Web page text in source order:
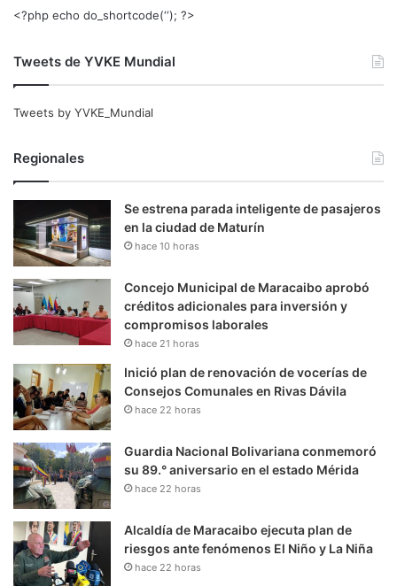
<?php echo do_shortcode(‘‘); ?>
Tweets de YVKE Mundial
Tweets by YVKE_Mundial
Regionales
Se estrena parada inteligente de pasajeros
en la ciudad de Maturín
hace 10 horas
Concejo Municipal de Maracaibo aprobó
créditos adicionales para inversión y
compromisos laborales
hace 21 horas
Inició plan de renovación de vocerías de
Consejos Comunales en Rivas Dávila
hace 22 horas
Guardia Nacional Bolivariana conmemoró
su 89.° aniversario en el estado Mérida
hace 22 horas
Alcaldía de Maracaibo ejecuta plan de
riesgos ante fenómenos El Niño y La Niña
hace 22 horas